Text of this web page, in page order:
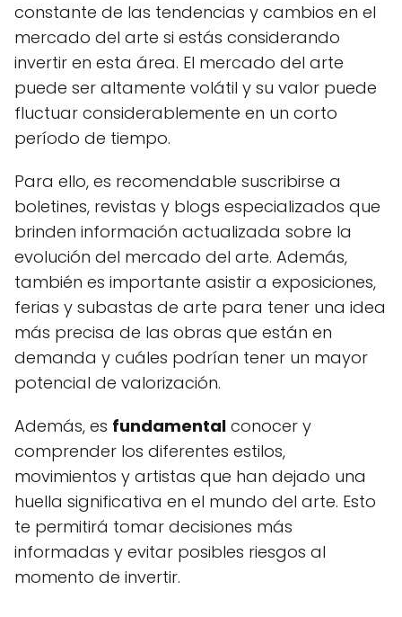
constante de las tendencias y cambios en el
mercado del arte si estás considerando
invertir en esta área. El mercado del arte
puede ser altamente volátil y su valor puede
fluctuar considerablemente en un corto
período de tiempo.
Para ello, es recomendable suscribirse a
boletines, revistas y blogs especializados que
brinden información actualizada sobre la
evolución del mercado del arte. Además,
también es importante asistir a exposiciones,
ferias y subastas de arte para tener una idea
más precisa de las obras que están en
demanda y cuáles podrían tener un mayor
potencial de valorización.
Además, es fundamental conocer y
comprender los diferentes estilos,
movimientos y artistas que han dejado una
huella significativa en el mundo del arte. Esto
te permitirá tomar decisiones más
informadas y evitar posibles riesgos al
momento de invertir.